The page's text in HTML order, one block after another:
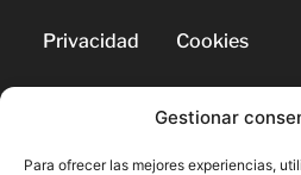
Gestionar
Para ofrecer las mejores experiencias,
Privacidad Cookies
© 2026 | Todos los derechos